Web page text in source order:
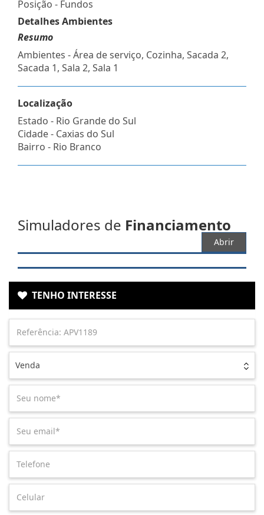
Posição - Fundos
Detalhes Ambientes
Resumo
Ambientes - Área de serviço, Cozinha, Sacada 2,
Sacada 1, Sala 2, Sala 1
Localização
Estado - Rio Grande do Sul
Cidade - Caxias do Sul
Bairro - Rio Branco
Simuladores de Financiamento
Abrir
TENHO INTERESSE
Venda